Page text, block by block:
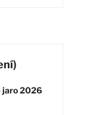
jaro 2026